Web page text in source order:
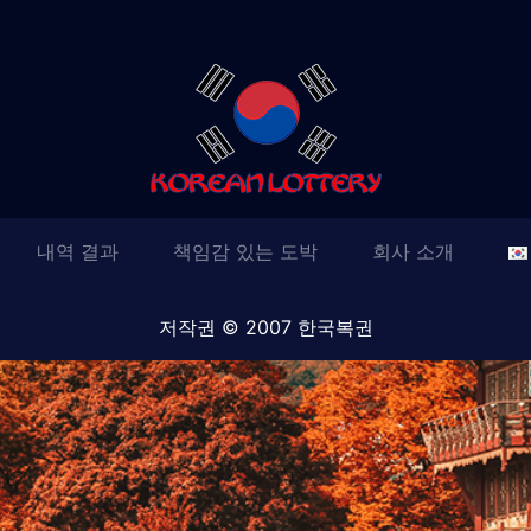
내역 결과 책임감 있는 도박 회사 소개
저작권 © 2007 한국복권